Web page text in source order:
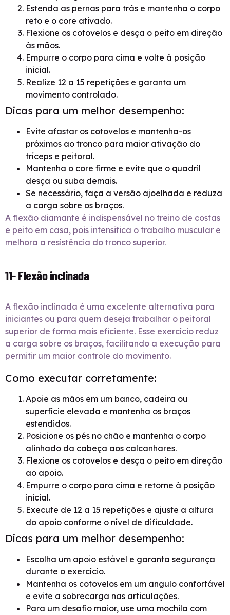
Estenda as pernas para trás e mantenha o corpo
reto e o core ativado.
Flexione os cotovelos e desça o peito em direção
às mãos.
Empurre o corpo para cima e volte à posição
inicial.
Realize 12 a 15 repetições e garanta um
movimento controlado.
Dicas para um melhor desempenho:
Evite afastar os cotovelos e mantenha-os
próximos ao tronco para maior ativação do
tríceps e peitoral.
Mantenha o core firme e evite que o quadril
desça ou suba demais.
Se necessário, faça a versão ajoelhada e reduza
a carga sobre os braços.
A flexão diamante é indispensável no treino de costas
e peito em casa, pois intensifica o trabalho muscular e
melhora a resistência do tronco superior.
11- Flexão inclinada
A flexão inclinada é uma excelente alternativa para
iniciantes ou para quem deseja trabalhar o peitoral
superior de forma mais eficiente. Esse exercício reduz
a carga sobre os braços, facilitando a execução para
permitir um maior controle do movimento.
Como executar corretamente:
Apoie as mãos em um banco, cadeira ou
superfície elevada e mantenha os braços
estendidos.
Posicione os pés no chão e mantenha o corpo
alinhado da cabeça aos calcanhares.
Flexione os cotovelos e desça o peito em direção
ao apoio.
Empurre o corpo para cima e retorne à posição
inicial.
Execute de 12 a 15 repetições e ajuste a altura
do apoio conforme o nível de dificuldade.
Dicas para um melhor desempenho:
Escolha um apoio estável e garanta segurança
durante o exercício.
Mantenha os cotovelos em um ângulo confortável
e evite a sobrecarga nas articulações.
Para um desafio maior, use uma mochila com